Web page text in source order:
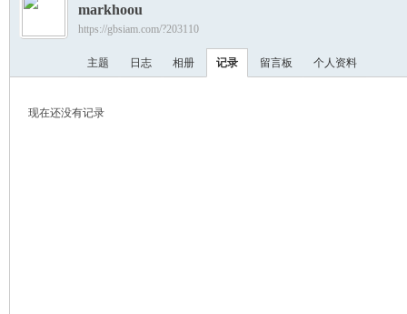
›
markhoou
https://gbsiam.com/?203110
主题 日志 相册 记录 留言板 个人资料
现在还没有记录